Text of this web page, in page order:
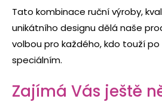
Tato kombinace ruční výroby,
unikátního designu dělá naše
volbou pro každého, kdo touží
speciálním.
Zajímá Vás ještě